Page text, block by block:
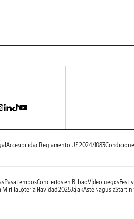
Accesibilidad Reglamento UE 2024/1083
PasatiemposConciertos en BilbaoVideojuegos
Mirilla Lotería Navidad 2025JaiakAste Nagusia